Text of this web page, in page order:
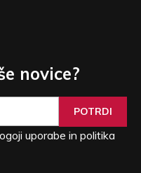
novice?
POTRDI
uporabe in politika